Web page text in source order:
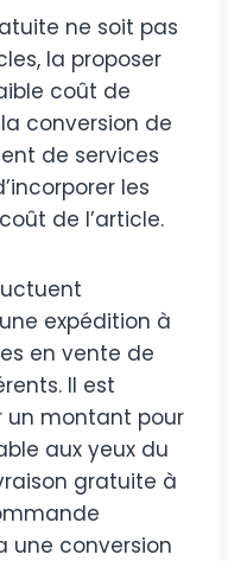
ne soit pas
la proposer
coût de
conversion de
de services
les
de l’article.
expédition à
en vente de
Il est
un montant pour
aux yeux du
gratuite à
une conversion